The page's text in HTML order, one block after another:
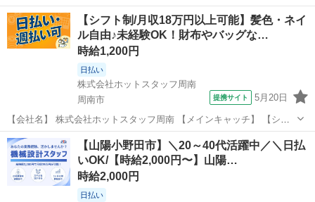
成・打合せ同行などの事務★電気工事にて価格交渉の経験がある方歓
迎♪ 【お仕事内容】 ／ あなたの交渉スキル、 ここで一番の武器
にしちゃいましょう♪ ＼...
山口 周南市 その他
【シフト制/月収18万円以上可能】髪色・ネイ
ル自由♪未経験OK！財布やバッグな…
時給1,200円
日払い
株式会社ホットスタッフ周南
周南市
提携サイト 5月20日
【会社名】 株式会社ホットスタッフ周南 【メインキャッチ】 【シフ
ト制/月収18万円以上可能】髪色・ネイル自由♪未経験OK！財布やバッ
グなどブランド品の販売◎ 【お仕事内容】 ／ オシャレも自分の時
間も、 どちらも諦...
山口 周南市 その他
【山陽小野田市】＼20～40代活躍中／＼日払
いOK/【時給2,000円〜】山陽…
時給2,000円
日払い